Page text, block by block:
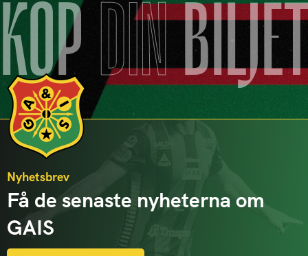
KÖPDIN
Nyhetsbrev
Få de senaste nyheterna om
GAIS